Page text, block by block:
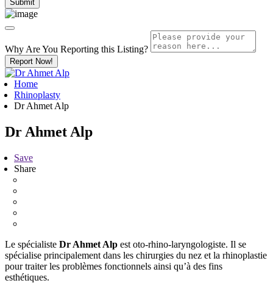
Why Are You Reporting this Listing?
Report Now!
Home
Rhinoplasty
Dr Ahmet Alp
Dr Ahmet Alp
Save
Share
Le spécialiste Dr Ahmet Alp est oto-rhino-laryngologiste. Il se
spécialise principalement dans les chirurgies du nez et la rhinoplastie
pour traiter les problèmes fonctionnels ainsi qu’à des fins
esthétiques.